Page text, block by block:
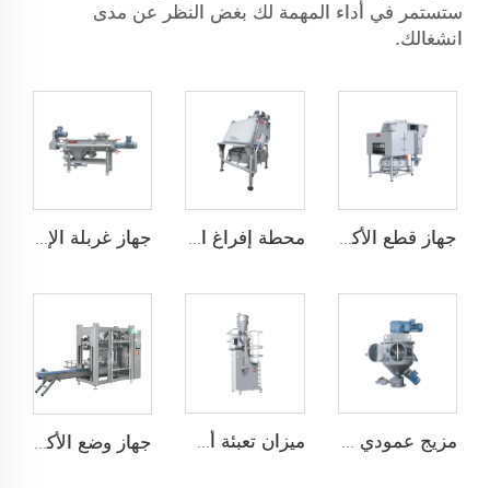
ستستمر في أداء المهمة لك بغض النظر عن مدى
انشغالك.
جهاز قطع الأكياس تلقائيًا محطة إفراغ الأكياس جهاز غربلة الإعصار
جهاز وضع الأكياس تلقائيًا JCN-G1-1A